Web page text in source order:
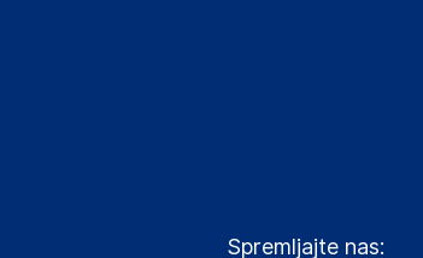
Spremljajte nas: